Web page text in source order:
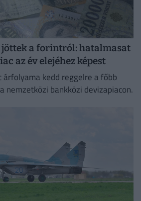
a forintról: hatalmasat
az év elejéhez képest
kedd reggelre a főbb
nemzetközi bankközi devizapiacon.